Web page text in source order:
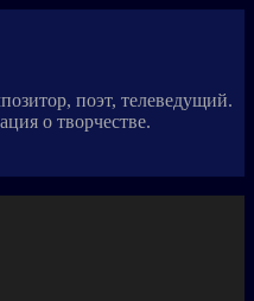
поэт, телеведущий.
о творчестве.